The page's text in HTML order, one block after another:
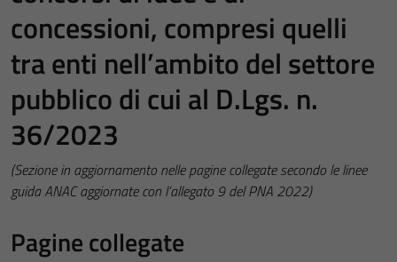
concessioni, compresi quelli
tra enti nell’ambito del settore
pubblico di cui al D.Lgs. n.
36/2023
(Sezione in aggiornamento nelle pagine collegate secondo le linee
guida ANAC aggiornate con l’allegato 9 del PNA 2022)
Pagine collegate